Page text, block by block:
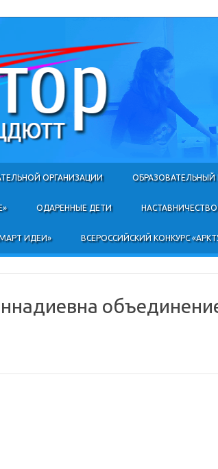
Skip to
ОРГАНИЗАЦИИ ОБРАЗОВАТЕЛЬНЫЙ
ОДАРЕННЫЕ ДЕТИ НАСТАВНИЧЕСТВО
ИДЕИ» ВСЕРОССИЙСКИЙ КОНКУРС